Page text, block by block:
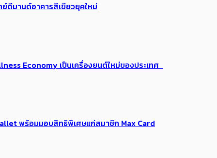
ย์ดีมานด์อาคารสีเขียวยุคใหม่
Economy เป็นเครื่องยนต์ใหม่ของประเทศ
พร้อมมอบสิทธิพิเศษแก่สมาชิก Max Card